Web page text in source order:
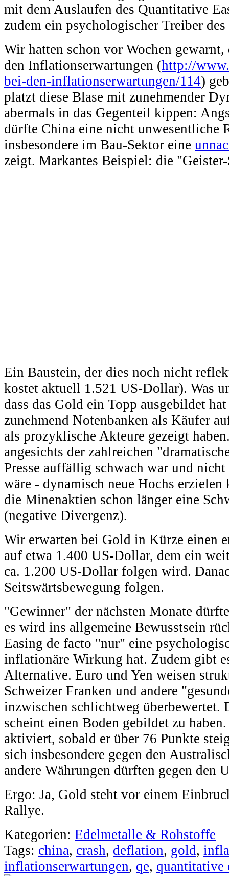
mit dem Auslaufen des Quantitative
zudem ein psychologischer Treiber
Wir hatten schon vor Wochen gewarnt,
den Inflationserwartungen (http://
bei-den-inflationserwartungen/114)
platzt diese Blase mit zunehmender
abermals in das Gegenteil kippen:
dürfte China eine nicht unwesentliche
insbesondere im Bau-Sektor eine
zeigt. Markantes Beispiel: die
Ein Baustein, der dies noch nicht
kostet aktuell 1.521 US-Dollar). Was
dass das Gold ein Topp ausgebildet
zunehmend Notenbanken als Käufer
als prozyklische Akteure gezeigt
angesichts der zahlreichen
Presse auffällig schwach war und
wäre - dynamisch neue Hochs
die Minenaktien schon länger eine
(negative Divergenz).
Wir erwarten bei Gold in Kürze einen
auf etwa 1.400 US-Dollar, dem ein
ca. 1.200 US-Dollar folgen wird.
Seitswärtsbewegung folgen.
"Gewinner" der nächsten Monate
es wird ins allgemeine Bewusstsein
Easing de facto "nur" eine
inflationäre Wirkung hat. Zudem gibt
Alternative. Euro und Yen weisen
Schweizer Franken und andere
inzwischen schlichtweg überbewertet.
scheint einen Boden gebildet zu
aktiviert, sobald er über 76 Punkte
sich insbesondere gegen den
andere Währungen dürften gegen den
Ergo: Ja, Gold steht vor einem
Rallye.
Kategorien: Edelmetalle & Rohstoffe
Tags: china, crash, deflation, gold,
inflationserwartungen, qe, quantitative